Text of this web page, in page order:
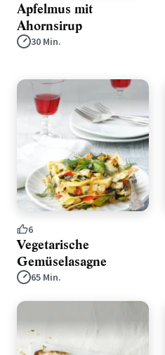
Apfelmus mit
Ahornsirup
30 Min.
6
Vegetarische
Gemüselasagne
65 Min.